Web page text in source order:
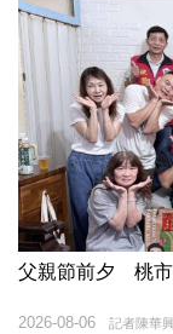
父親節前夕 桃市
記者陳華
2026-08-06